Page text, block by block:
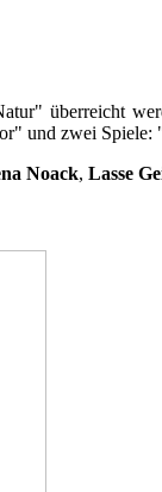
überreicht
und zwei
Noack, Lasse